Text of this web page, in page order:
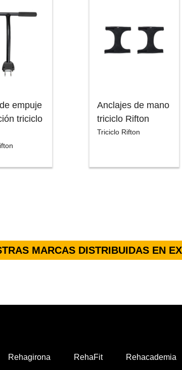
empuje
triciclo
Anclajes de mano
triciclo Rifton
Triciclo Rifton
MARCAS DISTRIBUIDAS EN
Rehagirona RehaFit Rehacademia